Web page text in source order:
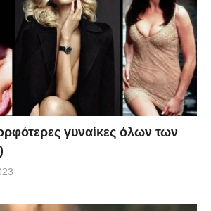
γυναίκες όλων των